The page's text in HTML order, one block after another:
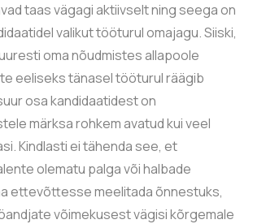
taas vägagi aktiivselt ning seega on
valikut tööturul omajagu. Siiski,
oma nõudmistes allapoole
eeliseks tänasel tööturul räägib
osa kandidaatidest on
märksa rohkem avatud kui veel
Kindlasti ei tähenda see, et
olematu palga või halbade
ettevõttesse meelitada õnnestuks,
võimekusest vägisi kõrgemale